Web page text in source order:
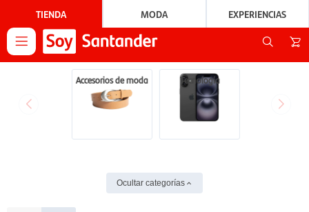
TIENDA MODA EXPERIENCIAS

Accesorios de moda Tecnología
Ocultar categorías